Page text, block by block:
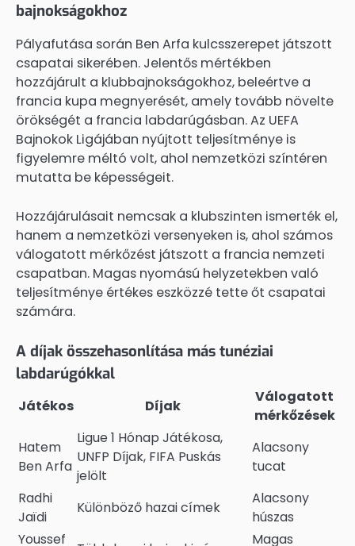
bajnokságokhoz
Pályafutása során Ben Arfa kulcsszerepet játszott
csapatai sikerében. Jelentős mértékben
hozzájárult a klubbajnokságokhoz, beleértve a
francia kupa megnyerését, amely tovább növelte
örökségét a francia labdarúgásban. Az UEFA
Bajnokok Ligájában nyújtott teljesítménye is
figyelemre méltó volt, ahol nemzetközi színtéren
mutatta be képességeit.
Hozzájárulásait nemcsak a klubszinten ismerték el,
hanem a nemzetközi versenyeken is, ahol számos
válogatott mérkőzést játszott a francia nemzeti
csapatban. Magas nyomású helyzetekben való
teljesítménye értékes eszközzé tette őt csapatai
számára.
A díjak összehasonlítása más tunéziai
labdarúgókkal
Játékos Díjak
Válogatott
mérkőzések
Hatem
Ben Arfa
Ligue 1 Hónap Játékosa,
UNFP Díjak, FIFA Puskás
jelölt
Alacsony
tucat
Radhi
Jaïdi
Különböző hazai címek
Alacsony
húszas
Youssef
Magas